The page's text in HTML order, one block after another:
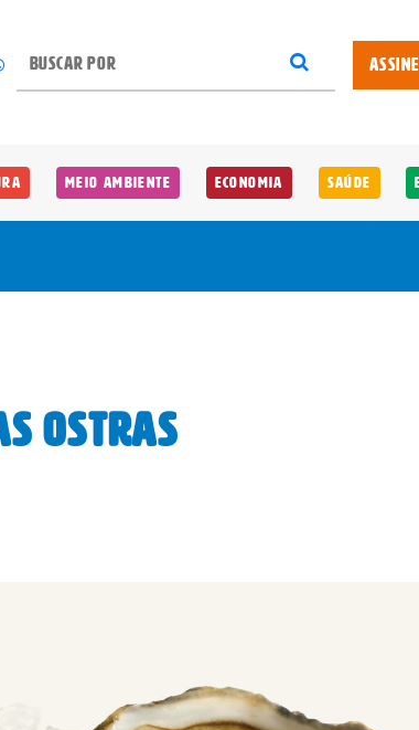
ASSINE
Meio Ambiente Economia Saúde
ostras